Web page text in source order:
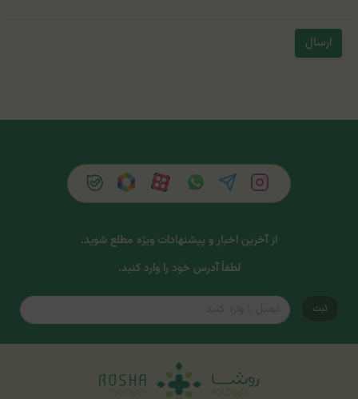
از آخرین اخبار و پیشنهادات ویژه مطلع شوید.
ثبت